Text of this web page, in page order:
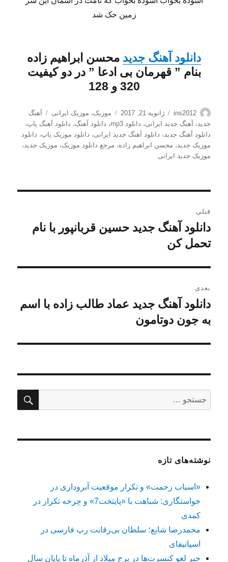
زمین حک شد
دانلود آهنگ جدید محسن ابراهیم زاده
بنام ”قهرمان بی ادعا ” در دو کیفیت
320 و 128
نویسنده
ins2012
ارسال
شده
در
ژانویه 21, 2017 دسته‌ها
موزیک، موزیک ایرانی برچسب‌ها
آهنگ
جدید، آهنگ جدید ایرانی، دانلود mp3 ، دانلود آهنگ، دانلود آهنگ پاپ،
دانلود آهنگ جدید، دانلود آهنگ جدید ایرانی، دانلود موزیک پاپ، دانلود
موزیک جدید، محسن ابراهیم زاده، مرجع دانلود موزیک، موزیک جدید،
موزیک جدید ایرانی
نوشته
قبلی
نوشته
قبلی:
دانلود آهنگ جدید حسین قربانپور با نام
تحمل کن
بعدی
نوشته
بعدی:
دانلود آهنگ جدید عماد طالب زاده با اسم
به جون دوتامون
برای:
نوشته‌های تازه
«اسباب زحمت» و تکرار موقعیت آبروداری در
خواستگاری: شباهت با «پایتخت7» و چرخه تکرار در
کمدی
محمدرضا شایع؛ سلطان بی‌رقابت رپ فارسی در
اسپاتیفای
خبر لغو کنسرت‌ها در برج میلاد از آذرماه تا پایان سال